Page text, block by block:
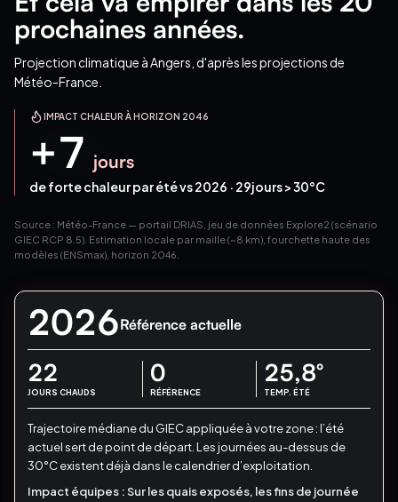
prochaines années.
Projection climatique à Angers , d'après les projections de
Météo-France.
IMPACT CHALEUR À HORIZON 2046
+7 jours
de forte chaleur par été vs 2026 · 29jours > 30°C
Source : Météo-France — portail DRIAS, jeu de données Explore2 (scénario
GIEC RCP 8.5). Estimation locale par maille (~8 km), fourchette haute des
modèles (ENSmax), horizon 2046.
2026Référence actuelle
22
JOURS CHAUDS
0
RÉFÉRENCE
25,8°
TEMP. ÉTÉ
Trajectoire médiane du GIEC appliquée à votre zone : l’été
actuel sert de point de départ. Les journées au-dessus de
30°C existent déjà dans le calendrier d’exploitation.
Impact équipes :Sur les quais exposés, les fins de journée